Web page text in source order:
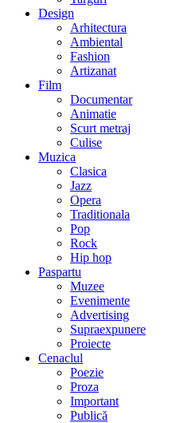
Design
Arhitectura
Ambiental
Fashion
Artizanat
Film
Documentar
Animatie
Scurt metraj
Culise
Muzica
Clasica
Jazz
Opera
Traditionala
Pop
Rock
Hip hop
Paspartu
Muzee
Evenimente
Advertising
Supraexpunere
Proiecte
Cenaclul
Poezie
Proza
Important
Publică